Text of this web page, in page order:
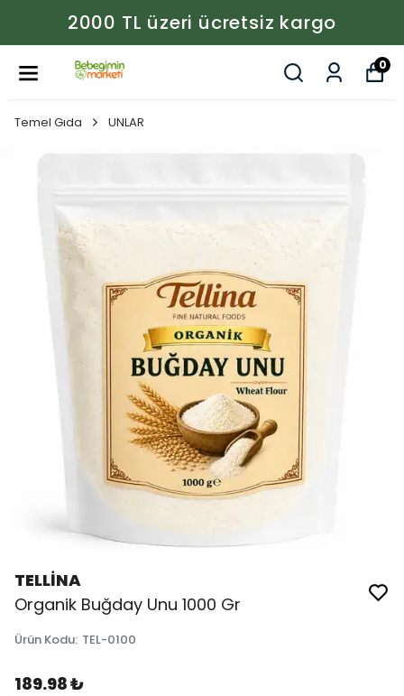
Aynı Gün Kargo • Güvenli Ödeme • %100 Doğal Ürün
Garantisi
0
Temel Gıda UNLAR
TELLİNA
Organik Buğday Unu 1000 Gr
Ürün Kodu: TEL-0100
189.98 ₺